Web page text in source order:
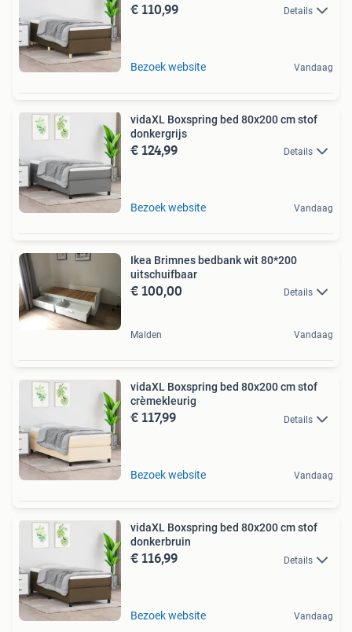
€ 110,99 Details
Bezoek website Vandaag
vidaXL Boxspring bed 80x200 cm stof
donkergrijs
€ 124,99 Details
Bezoek website Vandaag
Ikea Brimnes bedbank wit 80*200
uitschuifbaar
€ 100,00 Details
Malden Vandaag
vidaXL Boxspring bed 80x200 cm stof
crèmekleurig
€ 117,99 Details
Bezoek website Vandaag
vidaXL Boxspring bed 80x200 cm stof
donkerbruin
€ 116,99 Details
Bezoek website Vandaag